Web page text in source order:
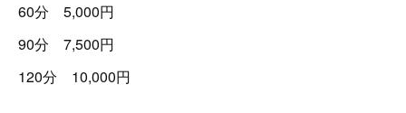
60分 5,000円
90分 7,500円
120分 10,000円